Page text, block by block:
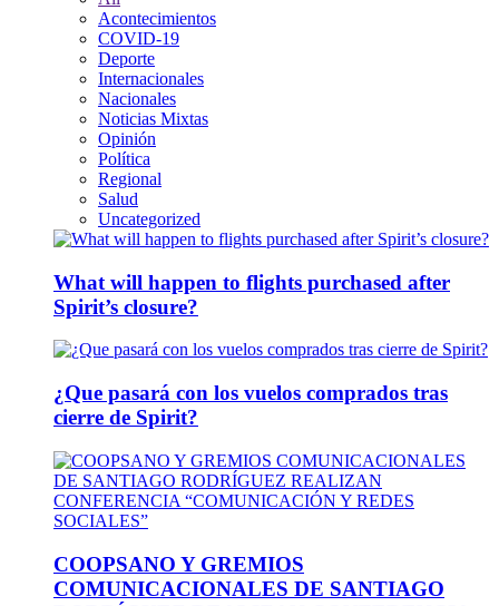
Acontecimientos
COVID-19
Deporte
Internacionales
Nacionales
Noticias Mixtas
Opinión
Política
Regional
Salud
Uncategorized
What will happen to flights purchased after
Spirit’s closure?
¿Que pasará con los vuelos comprados tras
cierre de Spirit?
COOPSANO Y GREMIOS
COMUNICACIONALES DE SANTIAGO